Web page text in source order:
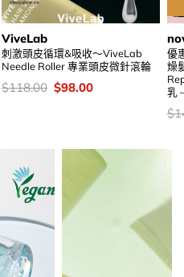
ViveLab
刺激頭皮循環&吸收～ViveLab
Needle Roller 專業頭皮微針滾輪
價
錢：
$118.00 Original
price
$98.00Current
優
燥
乳
價
錢
$